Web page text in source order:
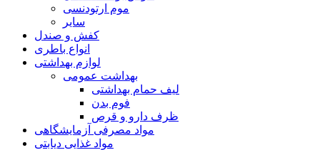
موم ارتودنسی
سایر
کفش و صندل
انواع باطری
لوازم بهداشتی
بهداشت عمومی
لیف حمام بهداشتی
فوم بدن
ظرف دارو و قرص
مواد مصرفی آزمایشگاهی
مواد غذایی دیابتی